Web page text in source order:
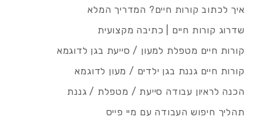
איך לכתוב קורות חיים? המדריך המלא
שדרוג קורות חיים | כתיבה מקצועית
קורות חיים מטפלת למעון / סייעת בגן לדוגמא
קורות חיים גננת בגן ילדים / מעון לדוגמא
הכנה לראיון עבודה סייעת / מטפלת / גננת
תהליך חיפוש העבודה עם מיי פייס